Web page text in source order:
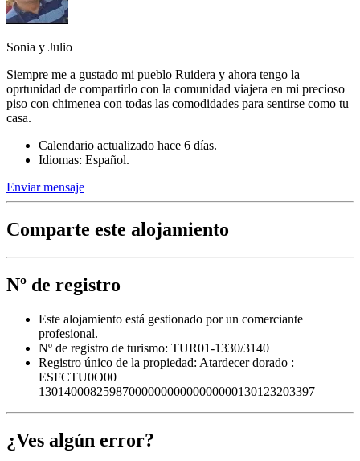
Sonia y Julio
Siempre me a gustado mi pueblo Ruidera y ahora tengo la
oprtunidad de compartirlo con la comunidad viajera en mi precioso
piso con chimenea con todas las comodidades para sentirse como tu
casa.
Calendario actualizado hace 6 días.
Idiomas: Español.
Enviar mensaje
Comparte este alojamiento
Nº de registro
Este alojamiento está gestionado por un comerciante
profesional.
Nº de registro de turismo: TUR01-1330/3140
Registro único de la propiedad: Atardecer dorado :
ESFCTU0O00
1301400082598700000000000000000130123203397
¿Ves algún error?